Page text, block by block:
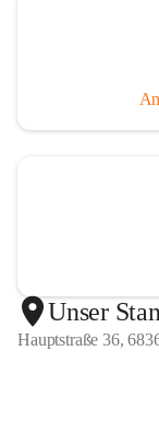
Unser
Hauptstraße 36,